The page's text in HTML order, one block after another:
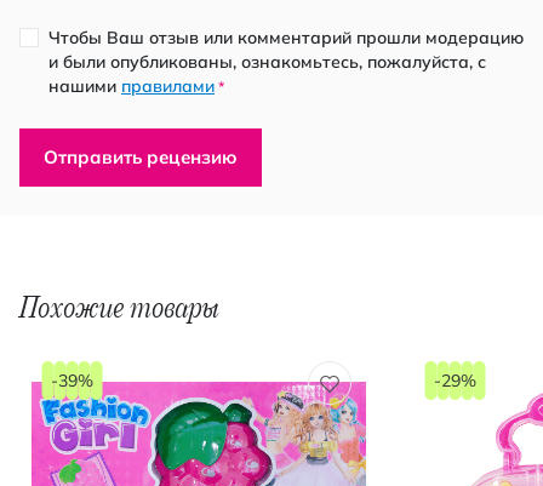
Чтобы Ваш отзыв или комментарий прошли модерацию
и были опубликованы, ознакомьтесь, пожалуйста, с
нашими правилами *
Отправить рецензию
Похожие товары
-39% -29%